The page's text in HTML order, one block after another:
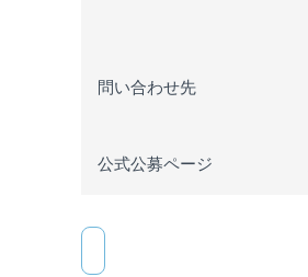
問い合わせ先
公式公募ページ